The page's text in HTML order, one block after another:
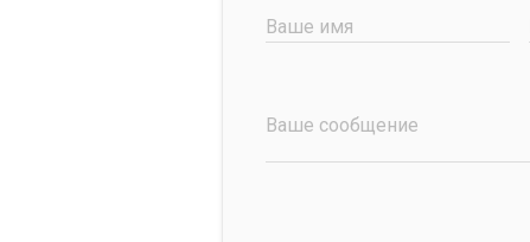
Ваше имя
Ваше сообщение